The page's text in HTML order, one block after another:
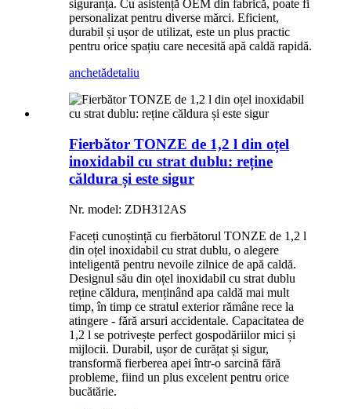
siguranța. Cu asistență OEM din fabrică, poate fi
personalizat pentru diverse mărci. Eficient,
durabil și ușor de utilizat, este un plus practic
pentru orice spațiu care necesită apă caldă rapidă.
anchetădetaliu
Fierbător TONZE de 1,2 l din oțel
inoxidabil cu strat dublu: reține
căldura și este sigur
Nr. model: ZDH312AS
Faceți cunoștință cu fierbătorul TONZE de 1,2 l
din oțel inoxidabil cu strat dublu, o alegere
inteligentă pentru nevoile zilnice de apă caldă.
Designul său din oțel inoxidabil cu strat dublu
reține căldura, menținând apa caldă mai mult
timp, în timp ce stratul exterior rămâne rece la
atingere - fără arsuri accidentale. Capacitatea de
1,2 l se potrivește perfect gospodăriilor mici și
mijlocii. Durabil, ușor de curățat și sigur,
transformă fierberea apei într-o sarcină fără
probleme, fiind un plus excelent pentru orice
bucătărie.